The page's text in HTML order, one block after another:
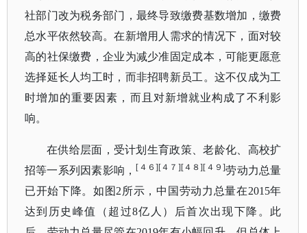
社部门改为税务部门，最终导致缴费基数增加，缴费
总水平依然较高。在新增用人需求的情况下，面对较
高的社保缴费，企业为减少准固定成本，可能更愿意
选择延长人均工时，而非招聘新员工。这不仅成为工
时增加的重要因素，而且对新增就业构成了不利影
响。
在供给层面，受计划生育政策、老龄化、高校扩
招等一系列因素影响，[４６][４７][４８][４９]劳动力总量
已开始下降。如图 2所示，中国劳动力总量在2015年
达到历史峰值（超过8亿人）后首次出现下降。此